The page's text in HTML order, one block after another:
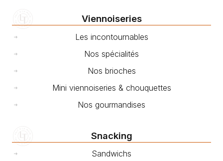
Viennoiseries
Les incontournables
Nos spécialités
Nos brioches
Mini viennoiseries & chouquettes
Nos gourmandises
Snacking
Sandwichs